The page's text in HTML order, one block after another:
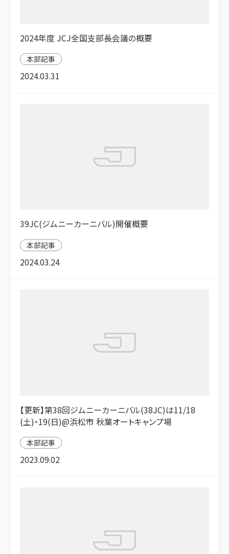
2024年度 JCJ全国支部長会議の概要
本部記事
2024.03.31
39JC(ジムニーカーニバル)開催概要
本部記事
2024.03.24
【更新】第38回ジムニーカーニバル(38JC)は11/18
(土)・19(日)@浜松市 秋葉オートキャンプ場
本部記事
2023.09.02